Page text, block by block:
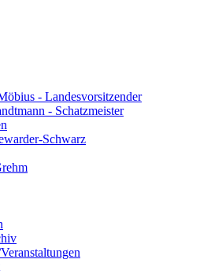
- Landesvorsitzender
- Schatzmeister
Schwarz